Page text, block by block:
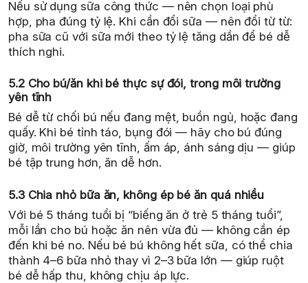
Nếu sử dụng sữa công thức — nên chọn loại phù
hợp, pha đúng tỷ lệ. Khi cần đổi sữa — nên đổi từ từ:
pha sữa cũ với sữa mới theo tỷ lệ tăng dần để bé dễ
thích nghi.
5.2 Cho bú/ăn khi bé thực sự đói, trong môi trường
yên tĩnh
Bé dễ từ chối bú nếu đang mệt, buồn ngủ, hoặc đang
quấy. Khi bé tỉnh táo, bụng đói — hãy cho bú đúng
giờ, môi trường yên tĩnh, ấm áp, ánh sáng dịu — giúp
bé tập trung hơn, ăn dễ hơn.
5.3 Chia nhỏ bữa ăn, không ép bé ăn quá nhiều
Với bé 5 tháng tuổi bị “biếng ăn ở trẻ 5 tháng tuổi”,
mỗi lần cho bú hoặc ăn nên vừa đủ — không cần ép
đến khi bé no. Nếu bé bú không hết sữa, có thể chia
thành 4–6 bữa nhỏ thay vì 2–3 bữa lớn — giúp ruột
bé dễ hấp thu, không chịu áp lực.